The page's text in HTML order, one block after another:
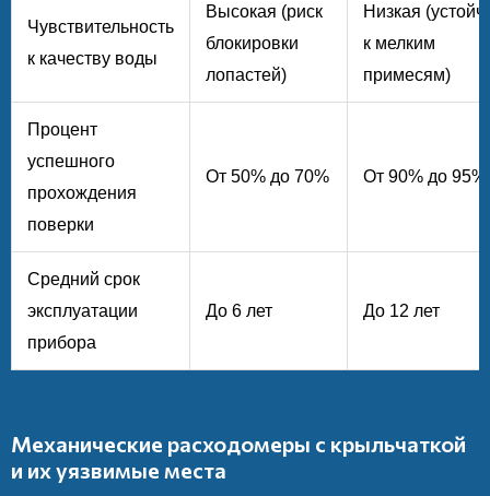
Чувствительность
к качеству воды
Высокая (риск
блокировки
лопастей)
Низкая
к мелким
примесям)
Процент
успешного
прохождения
поверки
От 50% до 70% От 90% до 95%
Средний срок
эксплуатации
прибора
До 6 лет До 12 лет
Механические расходомеры с крыльчаткой
и их уязвимые места